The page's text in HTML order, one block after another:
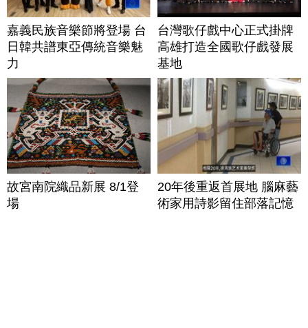
嘉義民族音樂節將登場 台
日韓共譜東亞傳統音樂魅
力
台灣歌仔戲中心正式掛牌
高雄打造全國歌仔戲發展
基地
故宮南院織品新展 8/1登
場
20年後重返首展地 腦麻藝
術家用詩影留住部落記憶